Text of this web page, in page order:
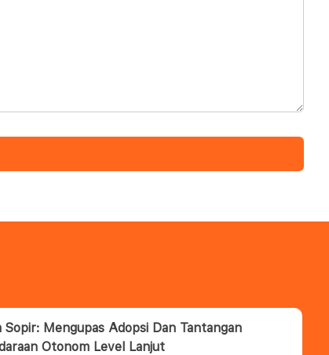
Sopir: Mengupas Adopsi Dan Tantangan
Otonom Level Lanjut